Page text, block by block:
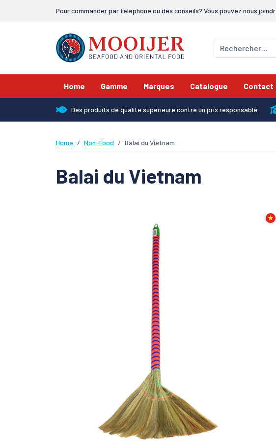
Pour commander par téléphone ou des conseils? Vous pouvez nous
Home Gamme Marques Catalogue Contact
Des produits de qualité supérieure contre un prix responsable
Home Non-Food Balai du Vietnam
Balai du Vietnam